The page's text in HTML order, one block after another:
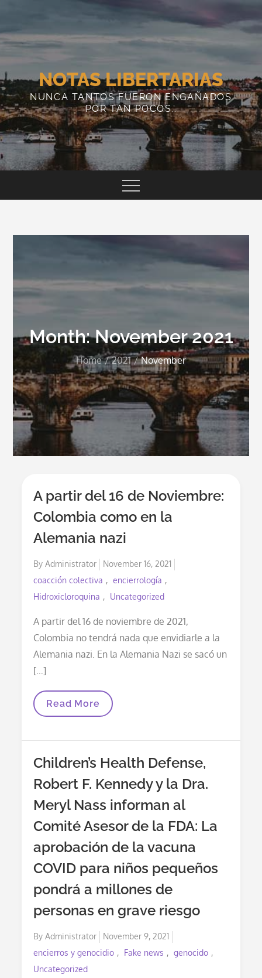
content
NOTAS LIBERTARIAS
NUNCA TANTOS FUERON ENGAÑADOS
POR TAN POCOS…
Month:November 2021
Home 2021 November
A partir del 16 de Noviembre:
Colombia como en la
Alemania nazi
ByAdministrator
Posted
November 16, 2021
coacción colectiva
encierrología
Hidroxicloroquina
Uncategorized
A partir del 16 de noviembre de 2021,
Colombia no tendrá nada que envidiarle a la
Alemania nazi. En la Alemania Nazi se sacó un
[…]
A
De
Colombia
En
La
Alemania
Nazi
Read More
Children’s Health Defense,
Robert F. Kennedy y la Dra.
Meryl Nass informan al
Comité Asesor de la FDA: La
aprobación de la vacuna
COVID para niños pequeños
pondrá a millones de
personas en grave riesgo
ByAdministrator
Posted
on
November 9, 2021
encierros y genocidio
Fake news
genocido
Uncategorized